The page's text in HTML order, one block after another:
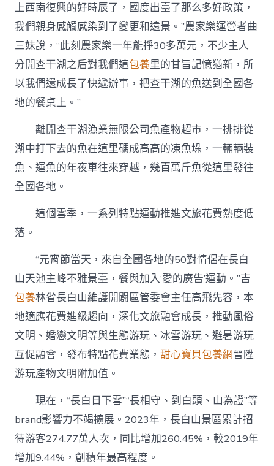
上西南復興的好時辰了，國度出臺了那么多好政策，
我們親身感觸感染到了變更和遠景。”農家樂運營者曲
三妹說，“此刻農家樂一年能掙30多萬元，不少主人
分開查干湖之后對我們這包養里的甘旨記憶猶新，所
以我們還成長了快遞辦事，把查干湖的魚送到全國各
地的餐桌上。”
離開查干湖漁業無限公司魚產物超市，一排排從
湖中打下去的魚在這里碼成高高的凍魚垛，一輛輛裝
魚、運魚的年夜車往來穿越，幾百萬斤魚從這里發往
全國各地。
這個雪季，一系列特點運動推進文旅花費熱度低
落。
“元宵節當天，來自全國各地的50對情侶在長白
山天池主峰不雅景臺，餐與加入‘愛的廣告’運動。”吉
包養林省長白山維護開闢區管委會主任高飛先容，本
地適應花費進級趨向，深化文旅融會成長，推動風俗
文明、婚戀文明等與生態游玩、冰雪游玩、避暑游玩
互促融會，發布特點花費業態，甜心寶貝包養網晉陞
游玩產物文明附加值。
現在，“長白日下雪”“長相守、到白頭、山為證”等
brand影響力不竭擴展。2023年，長白山景區累計招
待游客274.77萬人次，同比增加260.45%，較2019年
增加9.44%，創積年最高程度。